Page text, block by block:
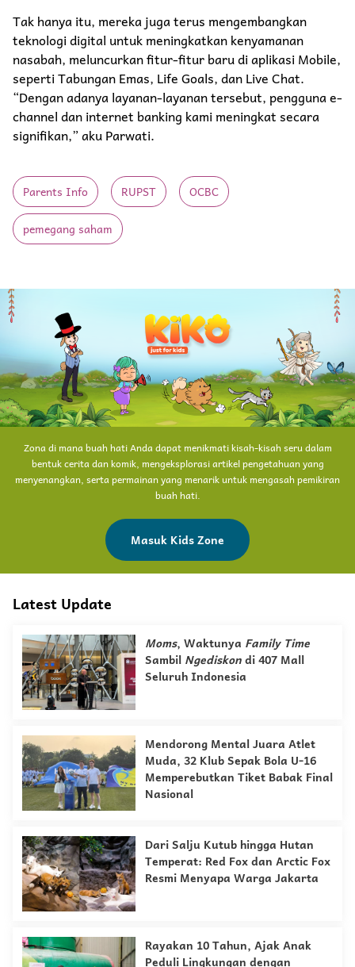
Tak hanya itu, mereka juga terus mengembangkan
teknologi digital untuk meningkatkan kenyamanan
nasabah, meluncurkan fitur-fitur baru di aplikasi Mobile,
seperti Tabungan Emas, Life Goals, dan Live Chat.
“Dengan adanya layanan-layanan tersebut, pengguna e-
channel dan internet banking kami meningkat secara
signifikan,” aku Parwati.
Parents Info RUPST OCBC
pemegang saham
Zona di mana buah hati Anda dapat menikmati kisah-kisah seru dalam
bentuk cerita dan komik, mengeksplorasi artikel pengetahuan yang
menyenangkan, serta permainan yang menarik untuk mengasah pemikiran
buah hati.
Masuk Kids Zone
Latest Update
Moms, Waktunya Family Time
Sambil Ngediskondi 407 Mall
Seluruh Indonesia
Mendorong Mental Juara Atlet
Muda, 32 Klub Sepak Bola U-16
Memperebutkan Tiket Babak Final
Nasional
Dari Salju Kutub hingga Hutan
Temperat: Red Fox dan Arctic Fox
Resmi Menyapa Warga Jakarta
Rayakan 10 Tahun, Ajak Anak
Peduli Lingkungan dengan